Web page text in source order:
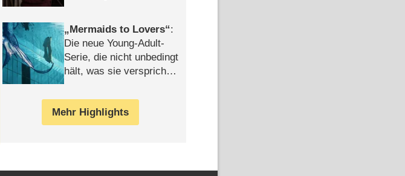
Mermaids to Lovers :
Die neue Young-Adult-
Serie, die nicht unbedingt
hält, was sie verspricht –
Mehr Highlights